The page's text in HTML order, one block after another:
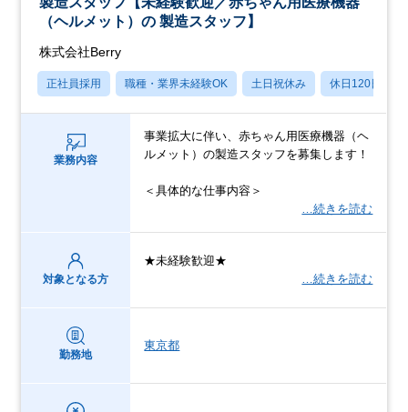
（ヘルメット）の 製造スタッフ】
株式会社Berry
正社員採用 職種・業界未経験OK 土日祝休み 休日120日以上
業務内容
事業拡大に伴い、赤ちゃん用医療機器（ヘ
ルメット）の製造スタッフを募集します！
＜具体的な仕事内容＞
…続きを読む
対象となる方
★未経験歓迎★
…続きを読む
勤務地
東京都